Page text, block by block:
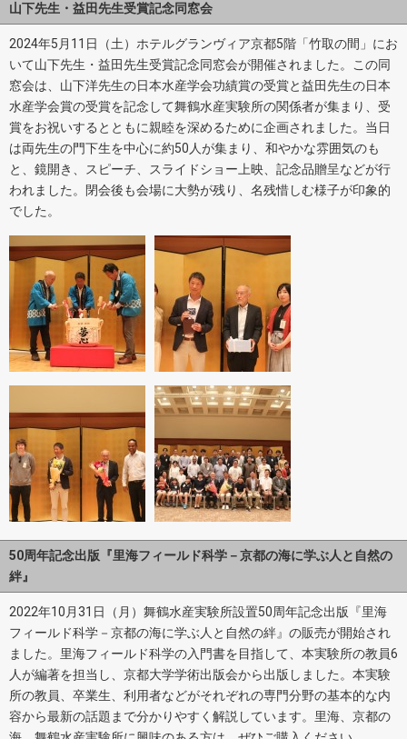
山下先生・益田先生受賞記念同窓会
2024年5月11日（土）ホテルグランヴィア京都5階「竹取の間」にお
いて山下先生・益田先生受賞記念同窓会が開催されました。この同
窓会は、山下洋先生の日本水産学会功績賞の受賞と益田先生の日本
水産学会賞の受賞を記念して舞鶴水産実験所の関係者が集まり、受
賞をお祝いするとともに親睦を深めるために企画されました。当日
は両先生の門下生を中心に約50人が集まり、和やかな雰囲気のも
と、鏡開き、スピーチ、スライドショー上映、記念品贈呈などが行
われました。閉会後も会場に大勢が残り、名残惜しむ様子が印象的
でした。
50周年記念出版『里海フィールド科学－京都の海に学ぶ人と自然の
絆』
2022年10月31日（月）舞鶴水産実験所設置50周年記念出版『里海
フィールド科学－京都の海に学ぶ人と自然の絆』の販売が開始され
ました。里海フィールド科学の入門書を目指して、本実験所の教員6
人が編著を担当し、京都大学学術出版会から出版しました。本実験
所の教員、卒業生、利用者などがそれぞれの専門分野の基本的な内
容から最新の話題まで分かりやすく解説しています。里海、京都の